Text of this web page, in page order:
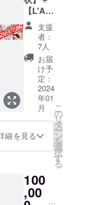
ます。
［アン
ケー
ト］※備
考欄に
てご回
答くだ
さい。
移動型
書店に
来てほ
しい／
行って
ほしい
はどこ
です
か？
ていた
だきま
す
（メー
ルが不
要な場
合は、
備考欄
にてお
知らせ
くださ
名前・
サイ
ン・商
品名な
どはNG
です）
※「星」
は移動
型書店
の車体
に直接
とはで
きませ
れた期
日（9月
本的に
70種類
以上あ
る日本
語の
『星の
王子さ
ま』の
中から
行ない
ます
（本は
クラウ
ドファ
どに
「Librai
B612」
の２号
店とし
て出店
するこ
とがで
きま
す。
『星の
種類程
度）や
装飾品
【L'Am
usette(
ラ・
ミュ
ゼッ
ト)：お
楽しみ
本】＋
【移動
販売車
への広
告掲
載】 移
動販売
協力者
として
お名前
支援
者：
7人
お届
け予
定：
2024
年01
月
細を見る
こ
の
リ
タ
ー
ン
を
選
択
す
る
100
,00